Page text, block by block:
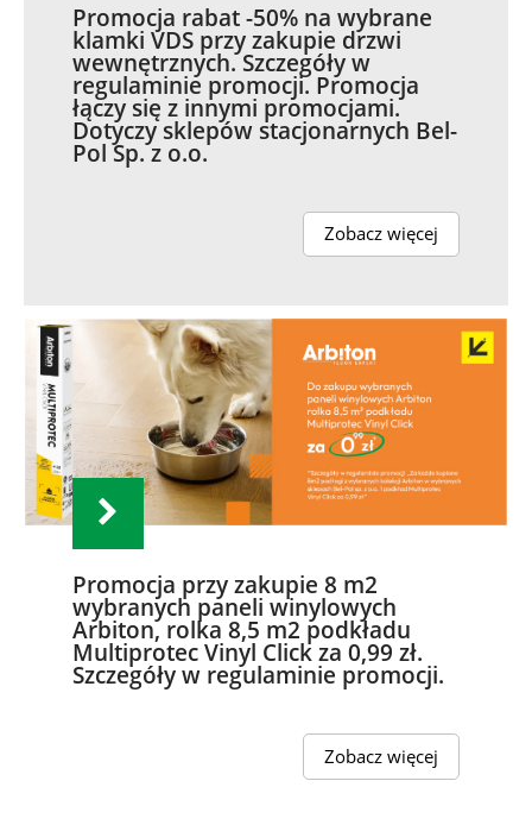
Promocja rabat -50% na wybrane
klamki VDS przy zakupie drzwi
wewnętrznych. Szczegóły w
regulaminie promocji. Promocja
łączy się z innymi promocjami.
Dotyczy sklepów stacjonarnych Bel-
Pol Sp. z o.o.
Zobacz więcej
Promocja przy zakupie 8 m2
wybranych paneli winylowych
Arbiton, rolka 8,5 m2 podkładu
Multiprotec Vinyl Click za 0,99 zł.
Szczegóły w regulaminie promocji.
Zobacz więcej